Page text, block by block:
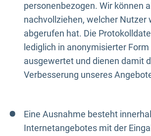
personenbezogen. Wir können
nachvollziehen, welcher Nutzer
abgerufen hat. Die
lediglich in anonymisierter
ausgewertet und dienen damit
Verbesserung unseres
Eine Ausnahme besteht
Internetangebotes mit der